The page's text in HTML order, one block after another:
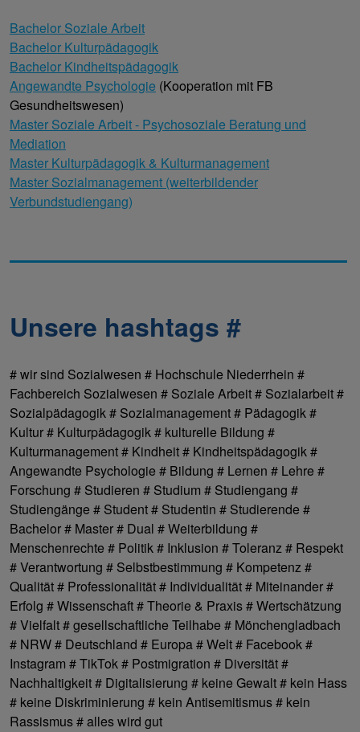
Bachelor Soziale Arbeit
Bachelor Kulturpädagogik
Bachelor Kindheitspädagogik
Angewandte Psychologie (Kooperation mit FB
Gesundheitswesen)
Master Soziale Arbeit - Psychosoziale Beratung und
Mediation
Master Kulturpädagogik & Kulturmanagement
Master Sozialmanagement (weiterbildender
Verbundstudiengang)
Unsere hashtags #
# wir sind Sozialwesen # Hochschule Niederrhein #
Fachbereich Sozialwesen # Soziale Arbeit # Sozialarbeit #
Sozialpädagogik # Sozialmanagement # Pädagogik #
Kultur # Kulturpädagogik # kulturelle Bildung #
Kulturmanagement # Kindheit # Kindheitspädagogik #
Angewandte Psychologie # Bildung # Lernen # Lehre #
Forschung # Studieren # Studium # Studiengang #
Studiengänge # Student # Studentin # Studierende #
Bachelor # Master # Dual # Weiterbildung #
Menschenrechte # Politik # Inklusion # Toleranz # Respekt
# Verantwortung # Selbstbestimmung # Kompetenz #
Qualität # Professionalität # Individualität # Miteinander #
Erfolg # Wissenschaft # Theorie & Praxis # Wertschätzung
# Vielfalt # gesellschaftliche Teilhabe # Mönchengladbach
# NRW # Deutschland # Europa # Welt # Facebook #
Instagram # TikTok # Postmigration # Diversität #
Nachhaltigkeit # Digitalisierung # keine Gewalt # kein Hass
# keine Diskriminierung # kein Antisemitismus # kein
Rassismus # alles wird gut